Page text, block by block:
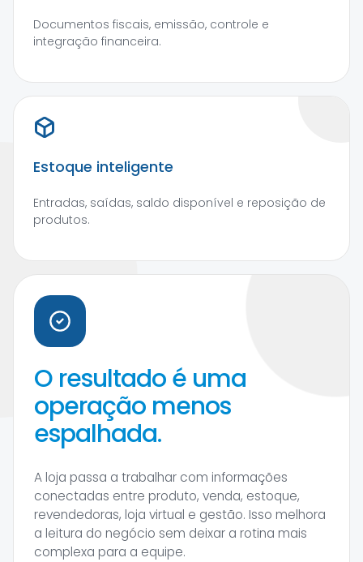
Documentos fiscais, emissão, controle e
integração financeira.
Estoque inteligente
Entradas, saídas, saldo disponível e reposição de
produtos.
O resultado é uma
operação menos
espalhada.
A loja passa a trabalhar com informações
conectadas entre produto, venda, estoque,
revendedoras, loja virtual e gestão. Isso melhora
a leitura do negócio sem deixar a rotina mais
complexa para a equipe.